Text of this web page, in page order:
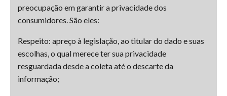
preocupação em garantir a privacidade dos
consumidores. São eles:
Respeito: apreço à legislação, ao titular do dado e suas
escolhas, o qual merece ter sua privacidade
resguardada desde a coleta até o descarte da
informação;